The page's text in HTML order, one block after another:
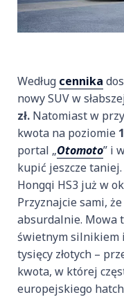
Według cennika
nowy SUV w
zł. Natomiast w
kwota na poziomie
portal „Otomoto” i
kupić jeszcze
Hongqi HS3 już w
Przyznajcie sami,
absurdalnie. Mowa
świetnym silnikiem
tysięcy złotych –
kwota, w której
europejskiego